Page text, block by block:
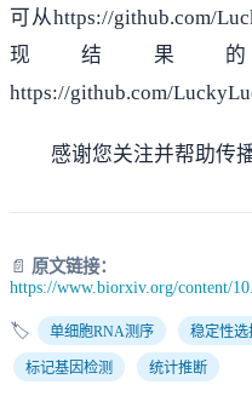
可从https://github.com/
现结果
https://github.com/
感谢您关注并帮助传
📄 原文链接：
https://www.biorxiv.org/content/
🏷️ 单细胞RNA测序 稳定性选
标记基因检测 统计推断